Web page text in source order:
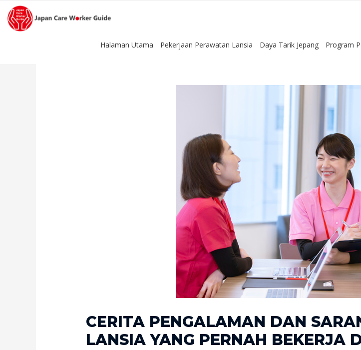
Halaman Utama Pekerjaan Perawatan Lansia Daya Tarik Jepang Program
CERITA PENGALAMAN DAN
LANSIA YANG PERNAH BEKERJA